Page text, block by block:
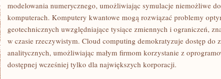
modelowania numerycznego, umożliwiając symulacje niemożliwe
komputerach. Komputery kwantowe mogą rozwiązać problemy
geotechnicznych uwzględniające tysiące zmiennych i ograniczeń,
w czasie rzeczywistym. Cloud computing demokratyzuje dostęp do
analitycznych, umożliwiając małym firmom korzystanie z
dostępnej wcześniej tylko dla największych korporacji.